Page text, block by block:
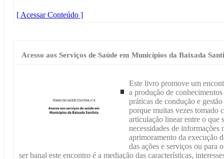
[ Acessar Conteúdo ]
Acesso aos Serviços de Saúde em Municípios da Baixada
Este livro promove um
a produção de
práticas de condução e
porque muitas vezes tomado
articulação linear entre o que
necessidades de informações
aprimoramento da execução
das ações e serviços ou para
ser banal este encontro é a mediação das características,